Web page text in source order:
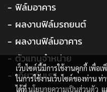
- ฟิล์มอาคาร
- ผลงานฟิล์มรถยนต์
- ผลงานฟิล์มอาคาร
- ตัวแทนจำหน่าย
- เกี่ยวกับเรา
เว็บไซต์นี้มีการใช้งานคุกกี้ เพื่
ในการใช้งานเว็บไซต์ของท่าน
ได้ที่นโยบายความเป็นส่วนตัว